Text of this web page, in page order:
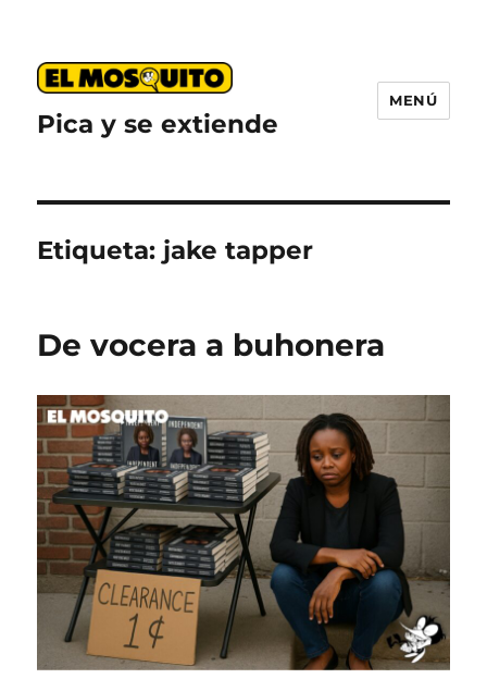
Pica y se extiende
MENÚ
Etiqueta: jake tapper
De vocera a buhonera